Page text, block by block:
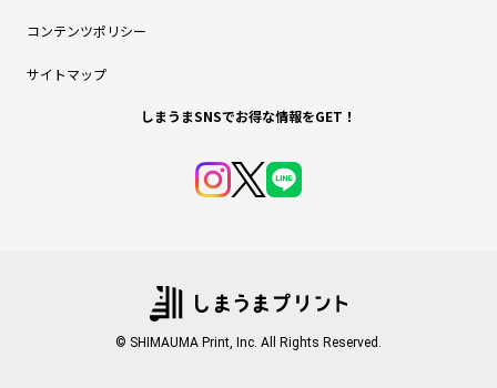
コンテンツポリシー
サイトマップ
しまうまSNSでお得な情報をGET！
© SHIMAUMA Print, Inc. All Rights Reserved.